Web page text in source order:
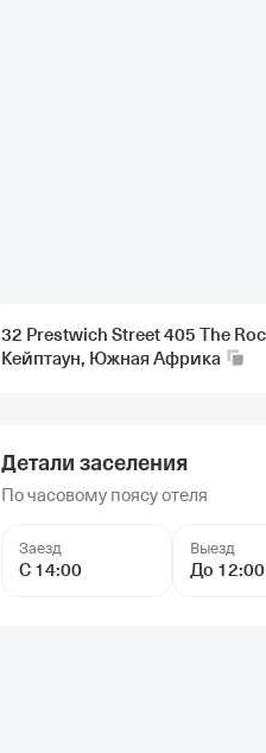
32 Prestwich Street 405 The Rockwell,
Кейптаун, Южная Африка
Детали заселения
По часовому поясу отеля
Заезд
С 14:00
Выезд
До 12:00